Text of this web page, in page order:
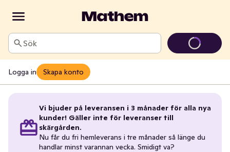
Sök
Logga in Skapa konto
Vi bjuder på leveransen i 3 månader för alla nya
kunder! Gäller inte för leveranser till
skärgården.
Nu får du fri hemleverans i tre månader så länge du
handlar minst varannan vecka. Smidigt va?